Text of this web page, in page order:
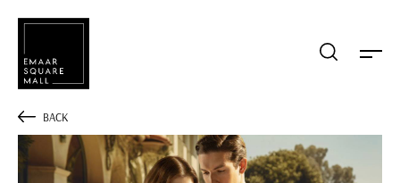
BACK
Mağaza, restaurant, etkinlik arama